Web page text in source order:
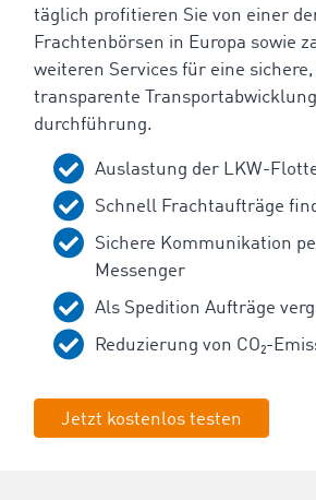
täglich profitieren Sie von einer
Frachtenbörsen in Europa sowie
weiteren Services für eine
transparente
durchführung.
Auslastung der LKW-
Schnell Frachtaufträge
Sichere Kommunikation
Messenger
Als Spedition Aufträge
Reduzierung von CO₂-
Jetzt kostenlos testen